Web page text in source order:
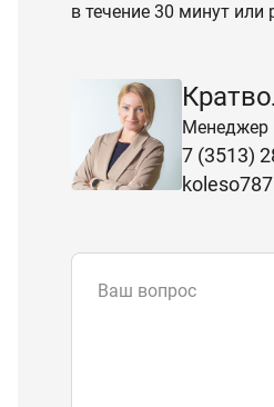
в течение 30 минут или
Менеджер
7 (3513)
Ваш вопрос